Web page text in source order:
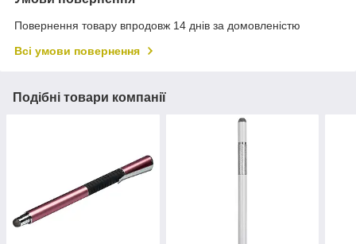
Повернення товару впродовж 14 днів за домовленістю
Всі умови повернення
Подібні товари компанії